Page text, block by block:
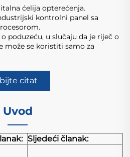
ćelija opterećenja.
kontrolni panel sa
poduzeću, u slučaju da je riječ o
može se koristiti samo za
citat
Uvod
Sljedeći članak: